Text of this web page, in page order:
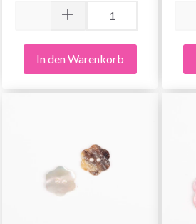
In den Warenkorb